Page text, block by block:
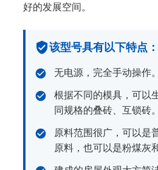
好的发展空间。
该型号具有以下特点：
无电源，完全手动操作。
根据不同的模具，可以
同规格的叠砖、互锁砖。
原料范围很广，可以是
原料，也可以是粉煤灰